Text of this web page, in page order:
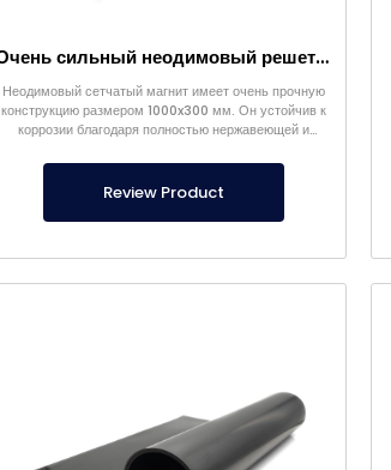
Очень сильный неодимовый решетчатый магнит 1000×300 мм
Неодимовый сетчатый магнит имеет очень прочную
конструкцию размером 1000x300 мм. Он устойчив к
коррозии благодаря полностью нержавеющей и
Review Product